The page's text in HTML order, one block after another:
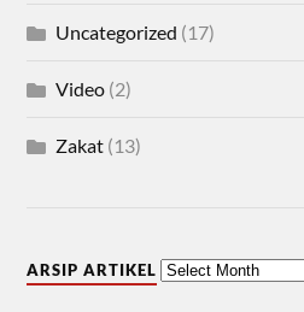
Uncategorized (17)
Video (2)
Zakat (13)
ARSIP ARTIKEL